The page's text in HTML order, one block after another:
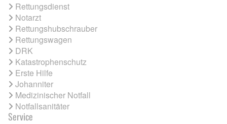
Rettungsdienst
Notarzt
Rettungshubschrauber
Rettungswagen
DRK
Katastrophenschutz
Erste Hilfe
Johanniter
Medizinischer Notfall
Notfallsanitäter
Service